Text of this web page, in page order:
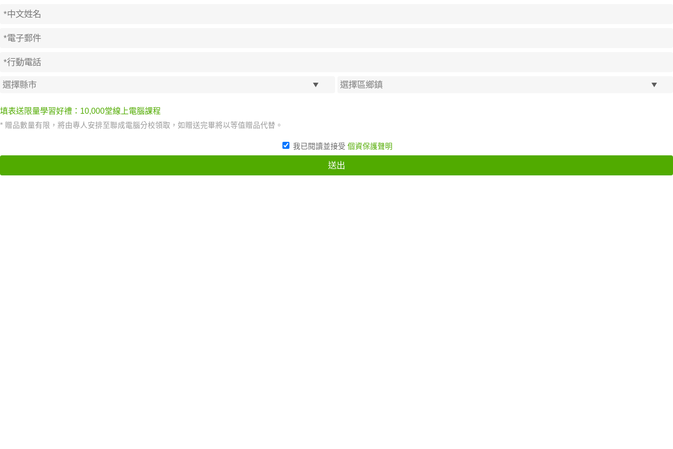
填表送限量學習好禮：10,000堂線上電腦課程
* 贈品數量有限，將由專人安排至聯成電腦分校領取，如贈送完畢將以等值贈品代替。
我已閱讀並接受 個資保護聲明
送出